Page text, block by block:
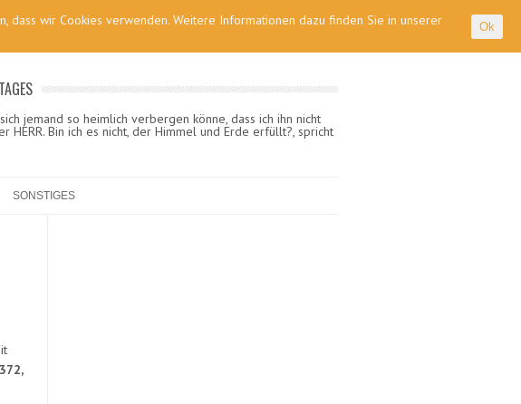
jemand so heimlich verbergen könne, dass ich ihn nicht
HERR. Bin ich es nicht, der Himmel und Erde erfüllt?, spricht
SONSTIGES
wir Cookies verwenden. Weitere Informationen dazu finden Sie in unserer Ok